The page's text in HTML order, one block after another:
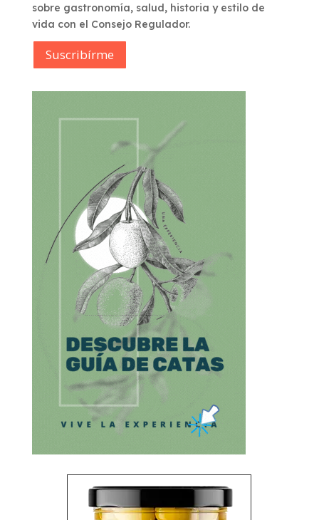
sobre gastronomía, salud, historia y estilo de
vida con el Consejo Regulador.
Suscribírme